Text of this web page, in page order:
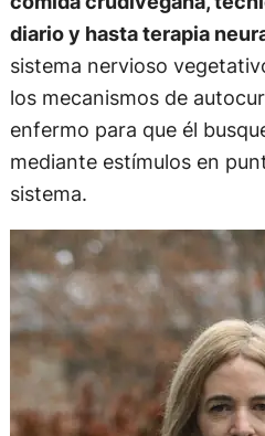
diario y hasta terapia
sistema nervioso
los mecanismos de
enfermo para que él
mediante estímulos en
sistema.